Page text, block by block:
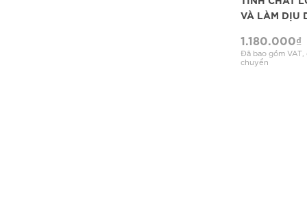
VÀ LÀM DỊU
1.180.000₫
Đã bao gồm
chuyển